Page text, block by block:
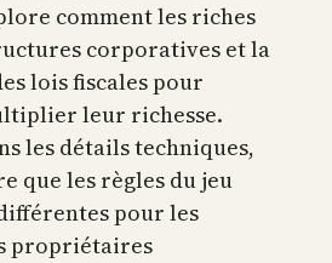
comment les riches
corporatives et la
lois fiscales pour
leur richesse.
les détails techniques,
que les règles du jeu
pour les
propriétaires